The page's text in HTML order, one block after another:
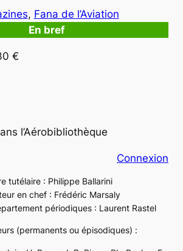
, Fana de l’Aviation
En bref
€
l’Aérobibliothèque
Connexion
tutélaire : Philippe Ballarini
en chef : Frédéric Marsaly
périodiques : Laurent Rastel
(permanents ou épisodiques) :